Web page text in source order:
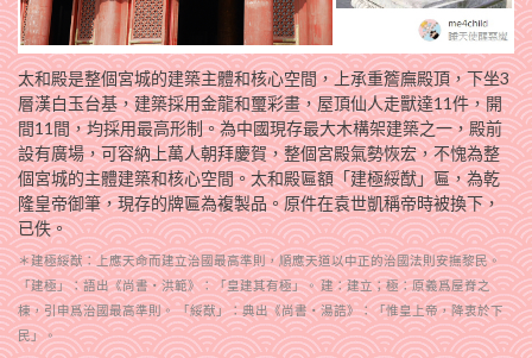
太和殿是整個宮城的建築主體和核心空間，上承重簷廡殿頂，下坐3
層漢白玉台基，建築採用金龍和璽彩畫，屋頂仙人走獸達11件，開
間11間，均採用最高形制。為中國現存最大木構架建築之一，殿前
設有廣場，可容納上萬人朝拜慶賀，整個宮殿氣勢恢宏，不愧為整
個宮城的主體建築和核心空間。太和殿匾額「建極綏猷」匾，為乾
隆皇帝御筆，現存的牌匾為複製品。原件在袁世凱稱帝時被換下，
已佚。
＊建極綏猷：上應天命而建立治國最高準則，順應天道以中正的治國法則安撫黎民。
「建極」：語出《尚書‧洪範》：「皇建其有極」。 建：建立；極：原義爲屋脊之
棟，引申爲治國最高準則。 「綏猷」：典出《尚書‧湯誥》：「惟皇上帝，降衷於下
民」。